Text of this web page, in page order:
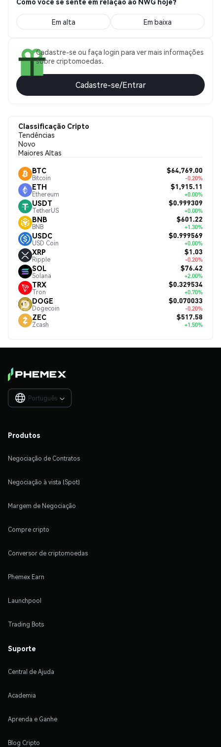
Em alta Em baixa
Cadastre-se ou faça login para ver mais informações
sobre criptomoedas.
Cadastre-se/Entrar
Classificação Cripto
Tendências
Novo
Maiores Altas
BTC
Bitcoin
$64,769.00
-0.20%
ETH
Ethereum
$1,915.11
+0.00%
USDT
TetherUS
$0.999309
+0.00%
BNB
BNB
$601.22
+1.30%
USDC
USD Coin
$0.999569
+0.00%
XRP
Ripple
$1.03
-0.20%
SOL
Solana
$76.42
+2.00%
TRX
Tron
$0.329534
+0.70%
DOGE
Dogecoin
$0.070033
-0.20%
ZEC
Zcash
$517.58
+1.50%
Português 
Produtos
Negociação de Contratos
Negociação à vista (Spot)
Margem de Negociação
Compre cripto
Conversor de criptomoedas
Phemex Earn
Launchpool
Trading Bots
Suporte
Central de Ajuda
Academia
Aprenda e Ganhe
Blog Cripto